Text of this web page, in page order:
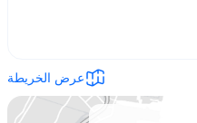
عرض الخريطة